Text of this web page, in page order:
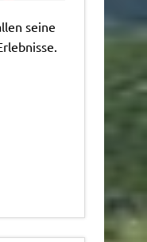
seine